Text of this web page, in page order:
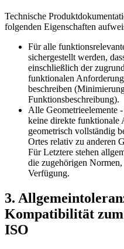
Technische
folgenden Eigenschaften
Für alle
sichergestellt werden,
ein­schließlich der
funktionalen
beschreiben
Funktionsbeschreibung).
Alle Geometrieelemente
keine direkte funktionale
geometrisch vollständig
Ortes relativ zu anderen
Für Letztere stehen
die zugehörigen
Verfügung.
3.
Kompatibilität
ISO